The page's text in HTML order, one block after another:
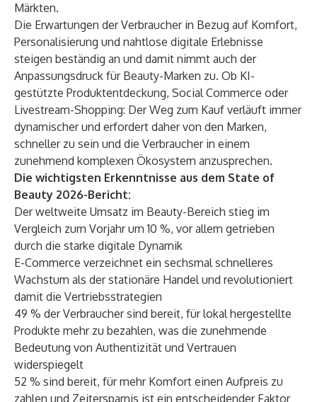
Märkten.
Die Erwartungen der Verbraucher in Bezug auf Komfort,
Personalisierung und nahtlose digitale Erlebnisse
steigen beständig an und damit nimmt auch der
Anpassungsdruck für Beauty-Marken zu. Ob KI-
gestützte Produktentdeckung, Social Commerce oder
Livestream-Shopping: Der Weg zum Kauf verläuft immer
dynamischer und erfordert daher von den Marken,
schneller zu sein und die Verbraucher in einem
zunehmend komplexen Ökosystem anzusprechen.
Die wichtigsten Erkenntnisse aus dem State of
Beauty 2026-Bericht:
Der weltweite Umsatz im Beauty-Bereich stieg im
Vergleich zum Vorjahr um 10 %, vor allem getrieben
durch die starke digitale Dynamik
E-Commerce verzeichnet ein sechsmal schnelleres
Wachstum als der stationäre Handel und revolutioniert
damit die Vertriebsstrategien
49 % der Verbraucher sind bereit, für lokal hergestellte
Produkte mehr zu bezahlen, was die zunehmende
Bedeutung von Authentizität und Vertrauen
widerspiegelt
52 % sind bereit, für mehr Komfort einen Aufpreis zu
zahlen und Zeitersparnis ist ein entscheidender Faktor